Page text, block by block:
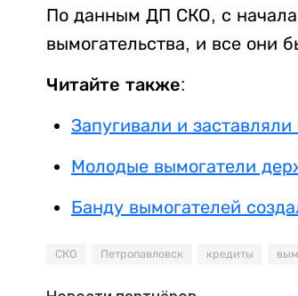
По данным ДП СКО, с начала
вымогательства, и все они
Читайте также:
Запугивали и
Молодые вымогатели
Банду вымогателей
СКО Петропавловск кредиты